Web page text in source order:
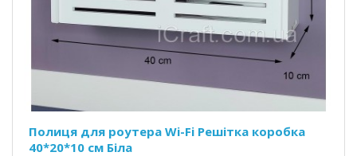
Полиця для роутера Wi-Fi Решітка коробка
40*20*10 см Біла